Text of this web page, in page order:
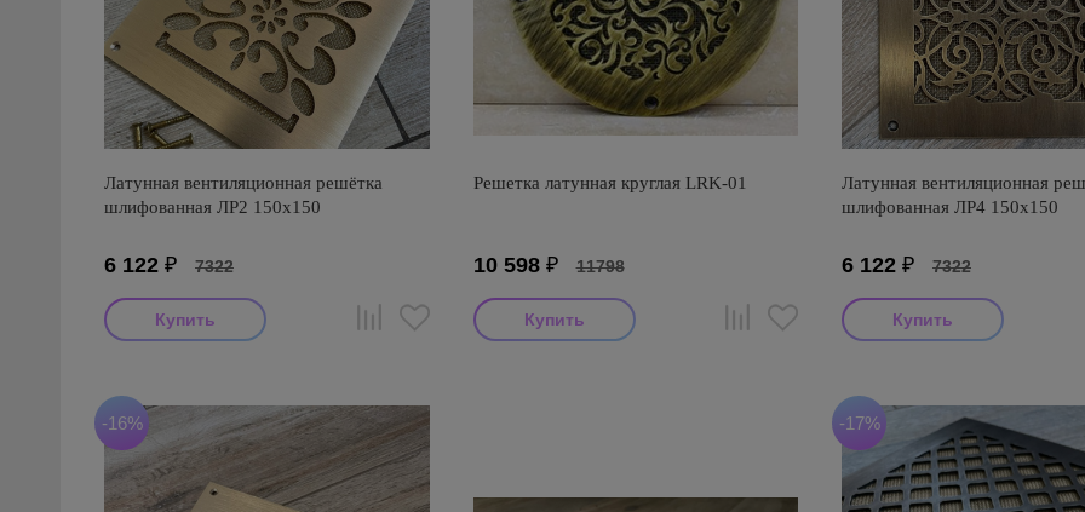
Латунная вентиляционная решётка
шлифованная ЛР2 150х150
6 122 ₽ 7322
Решетка латунная круглая LRK-01
10 598₽ 11798
Латунная вентиляционная
шлифованная ЛР4 150х150
6 122 ₽ 7322
-16% -17%